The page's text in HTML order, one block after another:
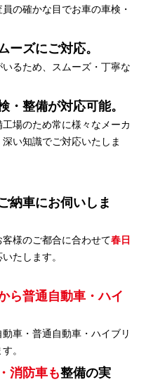
の確かな目でお車の車検・
ーズにご対応。
るため、スムーズ・丁寧な
・整備が対応可能。
場のため常に様々なメーカ
い知識でご対応いたしま
納車にお伺いしま
様のご都合に合わせて春日
たします。
ら普通自動車・ハイ
車・普通自動車・ハイブリ
。
消防車も整備の実